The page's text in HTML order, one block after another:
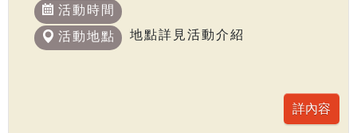
活動時間
活動地點
地點詳見活動介紹